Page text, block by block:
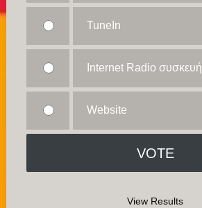
TuneIn
Internet Radio συσκευή
Website
View Results